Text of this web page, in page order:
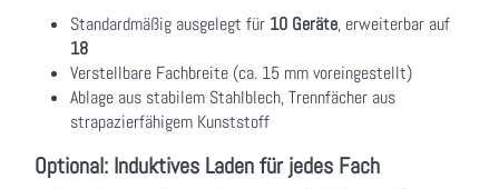
Standardmäßig ausgelegt für 10 Geräte, erweiterbar auf
18
Verstellbare Fachbreite (ca. 15 mm voreingestellt)
Ablage aus stabilem Stahlblech, Trennfächer aus
strapazierfähigem Kunststoff
Optional: Induktives Laden für jedes Fach